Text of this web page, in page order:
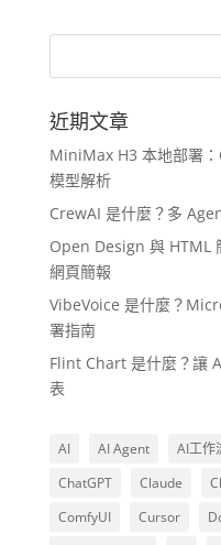
近期文章
MiniMax H3 本地部署
模型解析
CrewAI 是什麼？多
Open Design 與 HTML
網頁簡報
VibeVoice 是什麼？
署指南
Flint Chart 是什麼？讓
表
AI AI Agent AI工作
ChatGPT
Claude
ComfyUI
Cursor